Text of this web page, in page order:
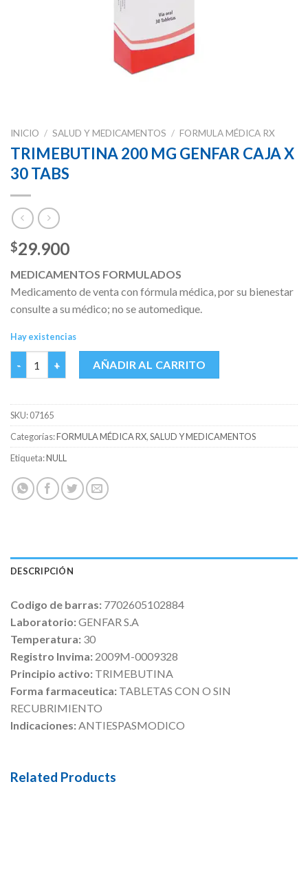
INICIO / SALUD Y MEDICAMENTOS / FORMULA MÉDICA RX
TRIMEBUTINA 200 MG GENFAR CAJA X
30 TABS
$29.900
MEDICAMENTOS FORMULADOS
Medicamento de venta con fórmula médica, por su bienestar
consulte a su médico; no se automedique.
Hay existencias
TRIMEBUTINA 200 MG GENFAR CAJA X 30 TABS cantidad
AÑADIR AL CARRITO
SKU:07165
Categorías:FORMULA MÉDICA RX,SALUD Y MEDICAMENTOS
Etiqueta:NULL
DESCRIPCIÓN
Codigo de barras: 7702605102884
Laboratorio:GENFAR S.A
Temperatura: 30
Registro Invima: 2009M-0009328
Principio activo: TRIMEBUTINA
Forma farmaceutica: TABLETAS CON O SIN
RECUBRIMIENTO
Indicaciones:ANTIESPASMODICO
Related Products